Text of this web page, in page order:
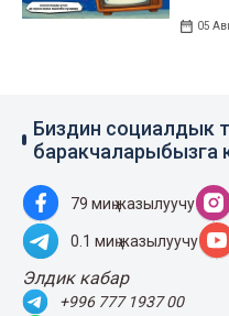
05
Биздин социалдык
баракчаларыбызга
79 миң жазылуучу
0.1 миң жазылуучу
Элдик кабар
+996 777 1937 00